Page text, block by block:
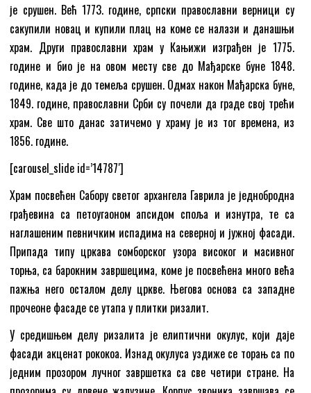
је срушен. Већ 1773. године, српски православни верници су
сакупили новац и купили плац на коме се налази и данашњи
храм. Други православни храм у Кањижи изграђен је 1775.
године и био је на овом месту све до Мађарске буне 1848.
године, када је до темеља срушен. Одмах након Мађарска буне,
1849. године, православни Срби су почели да граде свој трећи
храм. Све што данас затичемо у храму је из тог времена, из
1856. године.
[carousel_slide id=’14787′]
Храм посвећен Сабору светог архангела Гаврила је једнобродна
грађевина са петоугаоном апсидом споља и изнутра, те са
наглашеним певничким испадима на северној и јужној фасади.
Припада типу цркава сомборског узора високог и масивног
торња, са барокним завршецима, коме је посвећена много већа
пажња него осталом делу цркве. Његова основа са западне
прочеоне фасаде се утапа у плитки ризалит.
У средишњем делу ризалита је елиптични окулус, који даје
фасади акценат рококоа. Изнад окулуса уздиже се торањ са по
једним прозором лучног завршетка са све четири стране. На